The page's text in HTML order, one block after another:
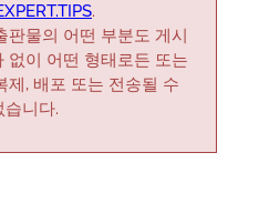
.
판물의 어떤 부분도 게시
없이 어떤 형태로든 또는
제, 배포 또는 전송될 수
습니다.